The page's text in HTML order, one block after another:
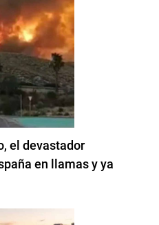
el devastador
en llamas y ya